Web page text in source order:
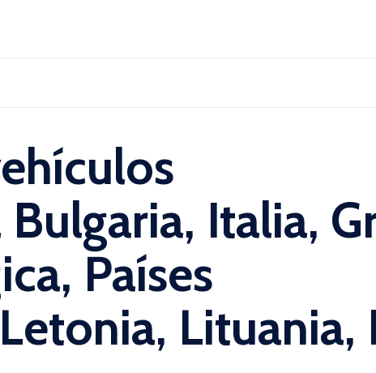
Italia,
Países
Lituania,